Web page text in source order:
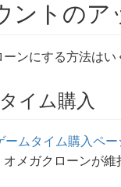
ントのア
ンにする方法はい
イム購入
ームタイム購入ペー
オメガクローンが維